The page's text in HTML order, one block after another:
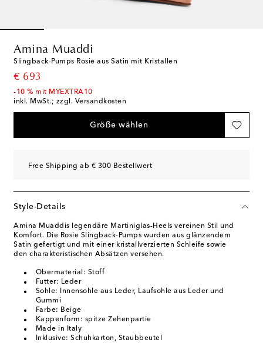
Amina Muaddi
Slingback-Pumps Rosie aus Satin mit Kristallen
€ 693
original price
-10 % mit MYEXTRA10
inkl. MwSt.; zzgl. Versandkosten
Größe wählen
Free Shipping ab € 300 Bestellwert
Style-Details
Amina Muaddis legendäre Martiniglas-Heels vereinen Stil und
Komfort. Die Rosie Slingback-Pumps wurden aus glänzendem
Satin gefertigt und mit einer kristallverzierten Schleife sowie
den charakteristischen Absätzen versehen.
Obermaterial: Stoff
Futter: Leder
Sohle: Innensohle aus Leder, Laufsohle aus Leder und
Gummi
Farbe: Beige
Kappenform: spitze Zehenpartie
Made in Italy
Inklusive: Schuhkarton, Staubbeutel